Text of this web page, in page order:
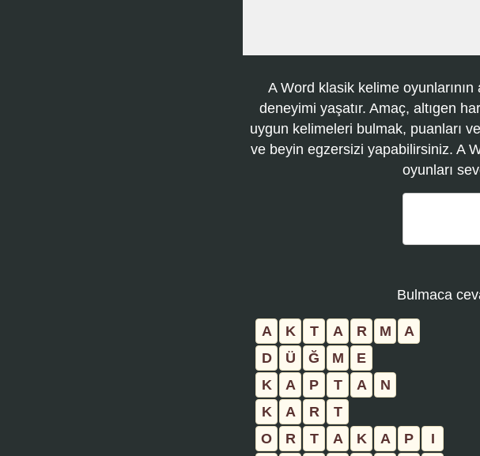
A Word klasik kelime
deneyimi yaşatır. Amaç, altıgen
uygun kelimeleri bulmak, puanları
ve beyin egzersizi yapabilirsiniz. A
oyunları
Bulmaca
A K T A R M
A
D
Ü Ğ M
E
K
A P T A
N
K
A R
T
O
R T A K A P
I